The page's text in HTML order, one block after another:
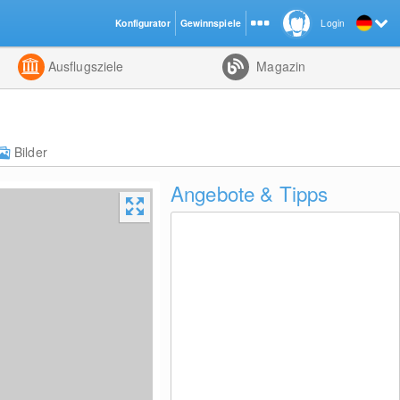
Kombiniert
Ausflugsziele Magazin
Bilder
Angebote & Tipps
Login
Konfigurator Gewinnspiele